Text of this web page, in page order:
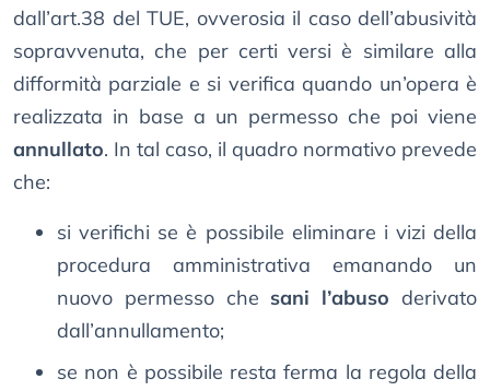
dall’art.38 del TUE, ovverosia il caso dell’abusività
sopravvenuta, che per certi versi è similare alla
difformità parziale e si verifica quando un’opera è
realizzata in base a un permesso che poi viene
annullato. In tal caso, il quadro normativo prevede
che:
si verifichi se è possibile eliminare i vizi della
procedura amministrativa emanando un
nuovo permesso che sani l’abuso derivato
dall’annullamento;
se non è possibile resta ferma la regola della